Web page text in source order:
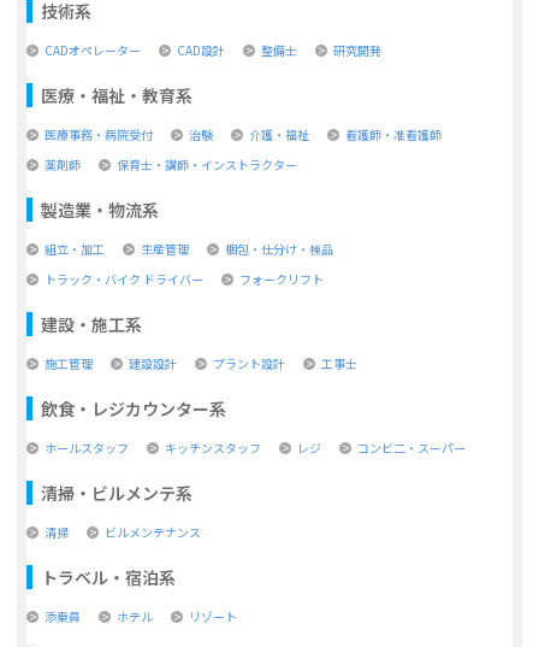
技術系
CADオペレーター CAD設計 整備士 研究開発
医療・福祉・教育系
医療事務・病院受付 治験 介護・福祉
看護師・准看護師
薬剤師
保育士・講師・インストラクター
製造業・物流系
組立・加工 生産管理
梱包・仕分け・検品
トラック・バイク ドライバー
フォークリフト
建設・施工系
施工管理 建設設計 プラント設計 工事士
飲食・レジカウンター系
ホールスタッフ キッチンスタッフ レジ コンビ二・スーパー
清掃・ビルメンテ系
清掃 ビルメンテナンス
トラベル・宿泊系
添乗員 ホテル リゾート